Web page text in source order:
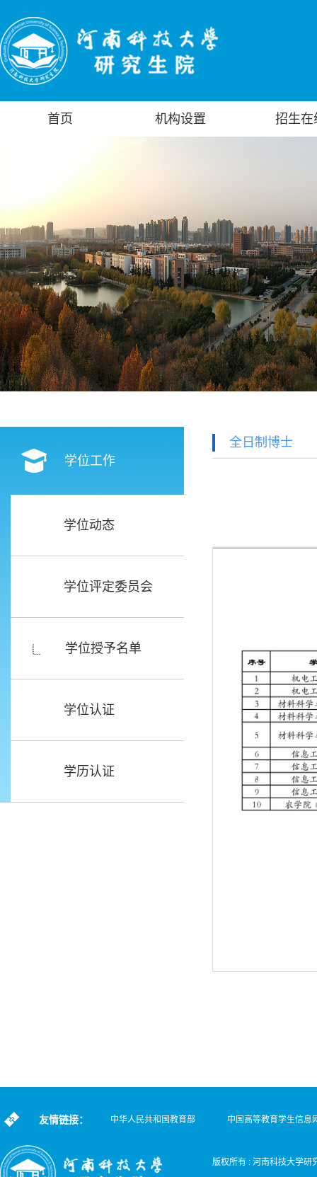
首页 机构设置 招生在
学位工作
学位动态
学位评定委员会
学位授予名单
学位认证
学历认证
全日制博士
友情链接： 中华人民共和国教育部 中国高等教育学生信息
版权所有 : 河南科技大学研